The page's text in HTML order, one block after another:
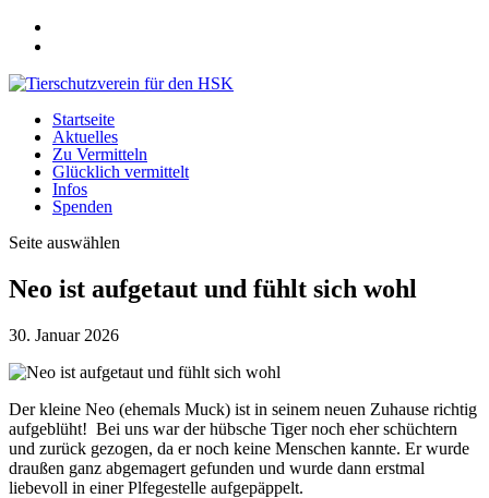
Startseite
Aktuelles
Zu Vermitteln
Glücklich vermittelt
Infos
Spenden
Seite auswählen
Neo ist aufgetaut und fühlt sich wohl
30. Januar 2026
Der kleine Neo (ehemals Muck) ist in seinem neuen Zuhause richtig
aufgeblüht! Bei uns war der hübsche Tiger noch eher schüchtern
und zurück gezogen, da er noch keine Menschen kannte. Er wurde
draußen ganz abgemagert gefunden und wurde dann erstmal
liebevoll in einer Plfegestelle aufgepäppelt.